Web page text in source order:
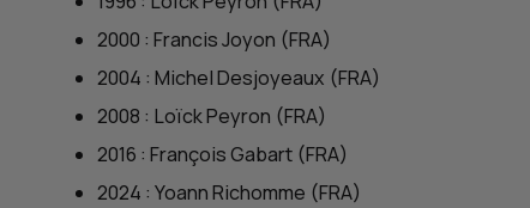
2000 : Francis Joyon (FRA)
2004 : Michel Desjoyeaux (FRA)
2008 : Loïck Peyron (FRA)
2016 : François Gabart (FRA)
2024 : Yoann Richomme (FRA)